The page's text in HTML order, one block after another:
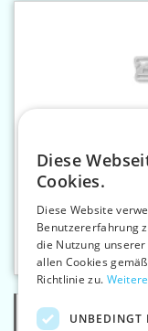
3
Kategorie
Diese
Cookies.
Diese Website
Benutzererfahrung
die Nutzung
allen Cookies
Richtlinie zu.
UNBEDINGT